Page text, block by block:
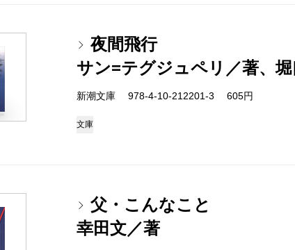
夜間飛行
サン=テグジュペリ／著、
新潮文庫 978-4-10-212201-3 605円
文庫
父・こんなこと
幸田文／著